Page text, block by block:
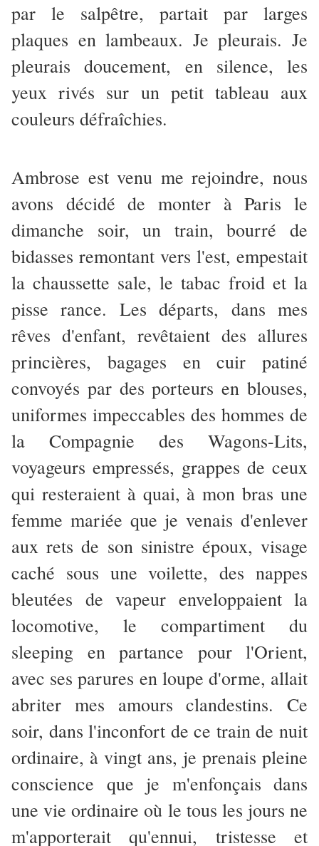
par le salpêtre, partait par larges
plaques en lambeaux. Je pleurais. Je
pleurais doucement, en silence, les
yeux rivés sur un petit tableau aux
couleurs défraîchies.
Ambrose est venu me rejoindre, nous
avons décidé de monter à Paris le
dimanche soir, un train, bourré de
bidasses remontant vers l'est, empestait
la chaussette sale, le tabac froid et la
pisse rance. Les départs, dans mes
rêves d'enfant, revêtaient des allures
princières, bagages en cuir patiné
convoyés par des porteurs en blouses,
uniformes impeccables des hommes de
la Compagnie des Wagons-Lits,
voyageurs empressés, grappes de ceux
qui resteraient à quai, à mon bras une
femme mariée que je venais d'enlever
aux rets de son sinistre époux, visage
caché sous une voilette, des nappes
bleutées de vapeur enveloppaient la
locomotive, le compartiment du
sleeping en partance pour l'Orient,
avec ses parures en loupe d'orme, allait
abriter mes amours clandestins. Ce
soir, dans l'inconfort de ce train de nuit
ordinaire, à vingt ans, je prenais pleine
conscience que je m'enfonçais dans
une vie ordinaire où le tous les jours ne
m'apporterait qu'ennui, tristesse et